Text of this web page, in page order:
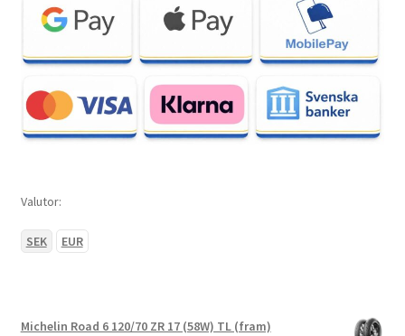
Valutor:
SEK EUR
Michelin Road 6 120/70 ZR 17 (58W) TL (fram)